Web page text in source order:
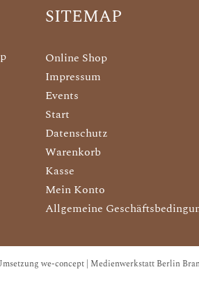
SITEMAP
Online Shop
Impressum
Events
Start
Datenschutz
Warenkorb
Kasse
Mein Konto
Allgemeine
we-concept | Medienwerkstatt Berlin